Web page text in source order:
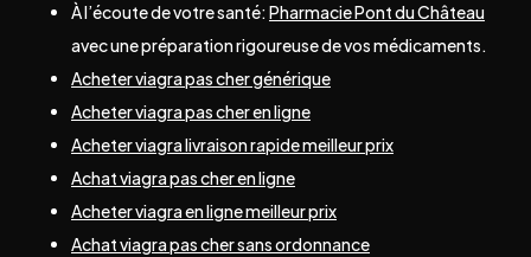
À l’écoute de votre santé: Pharmacie Pont du Château
avec une préparation rigoureuse de vos médicaments.
Acheter viagra pas cher générique
Acheter viagra pas cher en ligne
Acheter viagra livraison rapide meilleur prix
Achat viagra pas cher en ligne
Acheter viagra en ligne meilleur prix
Achat viagra pas cher sans ordonnance